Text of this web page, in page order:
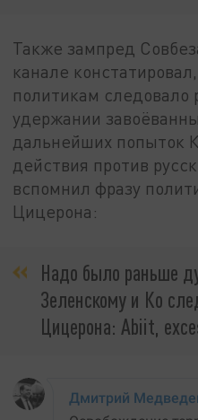
Также зампред
канале
политикам следовало
удержании
дальнейших попыток
действия против
вспомнил фразу
Цицерона:
Надо было раньше
Зеленскому и Ко
Цицерона: Abiit,